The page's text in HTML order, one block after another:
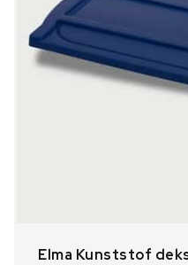
Elma Kunststof